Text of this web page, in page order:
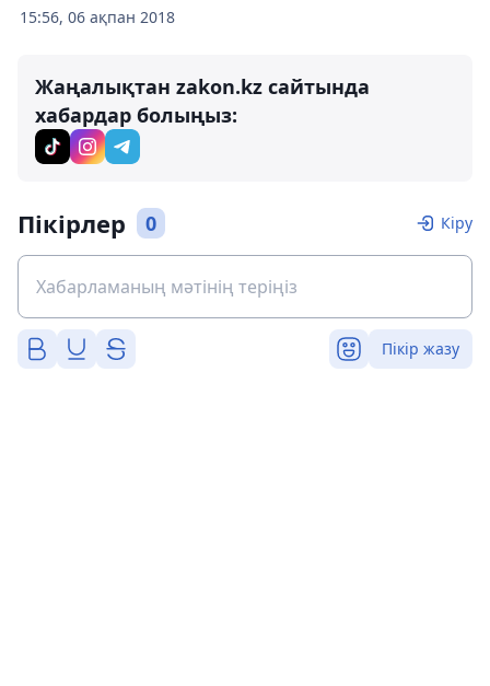
15:56, 06 ақпан 2018
Жаңалықтан zakon.kz сайтында
хабардар болыңыз:
Пікірлер 0 Кіру
Пікір жазу